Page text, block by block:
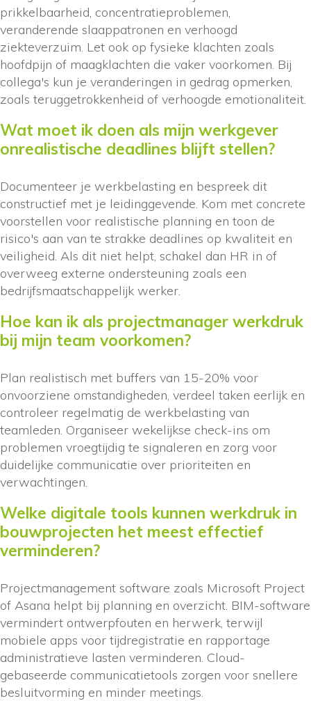
prikkelbaarheid, concentratieproblemen,
veranderende slaappatronen en verhoogd
ziekteverzuim. Let ook op fysieke klachten zoals
hoofdpijn of maagklachten die vaker voorkomen. Bij
collega's kun je veranderingen in gedrag opmerken,
zoals teruggetrokkenheid of verhoogde emotionaliteit.
Wat moet ik doen als mijn werkgever
onrealistische deadlines blijft stellen?
Documenteer je werkbelasting en bespreek dit
constructief met je leidinggevende. Kom met concrete
voorstellen voor realistische planning en toon de
risico's aan van te strakke deadlines op kwaliteit en
veiligheid. Als dit niet helpt, schakel dan HR in of
overweeg externe ondersteuning zoals een
bedrijfsmaatschappelijk werker.
Hoe kan ik als projectmanager werkdruk
bij mijn team voorkomen?
Plan realistisch met buffers van 15-20% voor
onvoorziene omstandigheden, verdeel taken eerlijk en
controleer regelmatig de werkbelasting van
teamleden. Organiseer wekelijkse check-ins om
problemen vroegtijdig te signaleren en zorg voor
duidelijke communicatie over prioriteiten en
verwachtingen.
Welke digitale tools kunnen werkdruk in
bouwprojecten het meest effectief
verminderen?
Projectmanagement software zoals Microsoft Project
of Asana helpt bij planning en overzicht. BIM-software
vermindert ontwerpfouten en herwerk, terwijl
mobiele apps voor tijdregistratie en rapportage
administratieve lasten verminderen. Cloud-
gebaseerde communicatietools zorgen voor snellere
besluitvorming en minder meetings.